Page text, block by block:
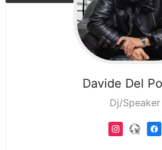
Davide Del
Dj/Speaker